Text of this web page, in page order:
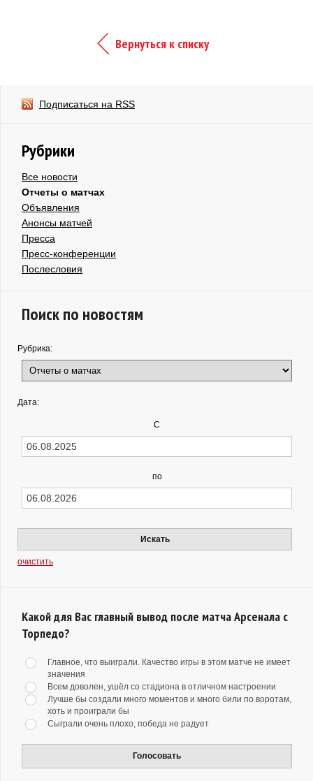
Вернуться к списку
Подписаться на RSS
Рубрики
Все новости
Отчеты о матчах
Объявления
Анонсы матчей
Пресса
Пресс-конференции
Послесловия
Поиск по новостям
Рубрика:
Дата:
С
по
Искать
очистить
Какой для Вас главный вывод после матча Арсенала с
Торпедо?
Главное, что выиграли. Качество игры в этом матче не имеет
значения
Всем доволен, ушёл со стадиона в отличном настроении
Лучше бы создали много моментов и много били по воротам,
хоть и проиграли бы
Сыграли очень плохо, победа не радует
Голосовать